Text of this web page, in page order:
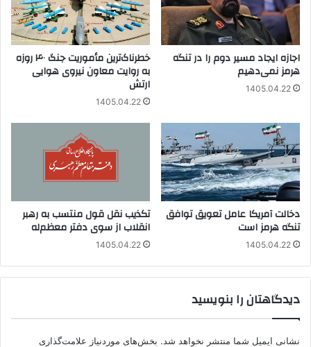
اجازه ایجاد مسیر دوم را در تنگه
هرمز نمی‌دهیم
1405.04.22
خطرناک‌ترین مأموریت جنگ ۴۰ روزه
به روایت معاون نیروی هوایی
ارتش
1405.04.22
دخالت آمریکا عامل تعویق توافق
تنگه هرمز است
1405.04.22
تکذیب نقل قول منتسب به رهبر
انقلاب از سوی دفتر معظم‌له
1405.04.22
دیدگاهتان را بنویسید
نشانی ایمیل شما منتشر نخواهد شد. بخش‌های موردنیاز علامت‌گذاری